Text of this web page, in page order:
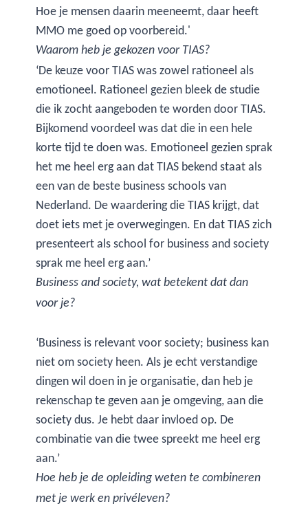
Hoe je mensen daarin meeneemt, daar heeft
MMO me goed op voorbereid.'
Waarom heb je gekozen voor TIAS?
‘De keuze voor TIAS was zowel rationeel als
emotioneel. Rationeel gezien bleek de studie
die ik zocht aangeboden te worden door TIAS.
Bijkomend voordeel was dat die in een hele
korte tijd te doen was. Emotioneel gezien sprak
het me heel erg aan dat TIAS bekend staat als
een van de beste business schools van
Nederland. De waardering die TIAS krijgt, dat
doet iets met je overwegingen. En dat TIAS zich
presenteert als school for business and society
sprak me heel erg aan.’
Business and society, wat betekent dat dan
voor je?
‘Business is relevant voor society; business kan
niet om society heen. Als je echt verstandige
dingen wil doen in je organisatie, dan heb je
rekenschap te geven aan je omgeving, aan die
society dus. Je hebt daar invloed op. De
combinatie van die twee spreekt me heel erg
aan.’
Hoe heb je de opleiding weten te combineren
met je werk en privéleven?